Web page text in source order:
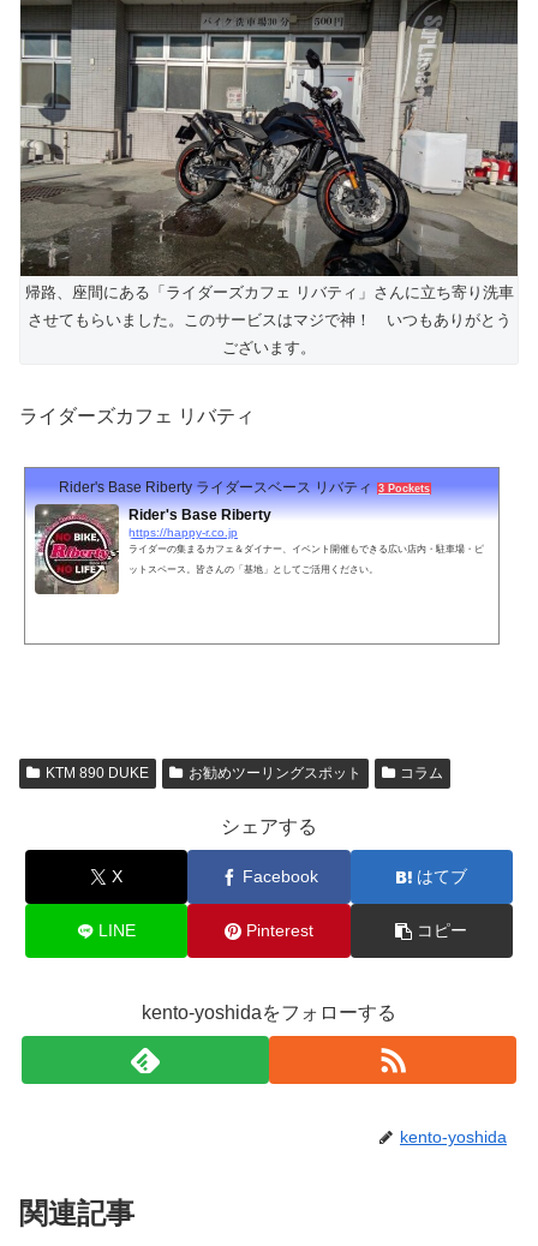
帰路、座間にある「ライダーズカフェ リバティ」さんに立ち寄り洗車
させてもらいました。このサービスはマジで神！ いつもありがとう
ございます。
ライダーズカフェ リバティ
Rider's Base Riberty ライダースベース リバティ 3 Pockets
Rider's Base Riberty
https://happy-r.co.jp
ライダーの集まるカフェ＆ダイナー、イベント開催もできる広い店内・駐車場・ピ
ットスペース。皆さんの「基地」としてご活用ください。
KTM 890 DUKE お勧めツーリングスポット コラム
シェアする
X Facebook はてブ
LINE Pinterest コピー
kento-yoshidaをフォローする
kento-yoshida
関連記事